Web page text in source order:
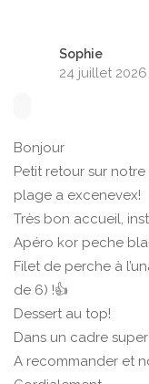
Sophie
24 juillet 2026
Bonjour
Petit retour sur
plage a excenevex!
Très bon accueil,
Apéro kor peche
Filet de perche à
de 6) !👍
Dessert au top!
Dans un cadre
A recommander et